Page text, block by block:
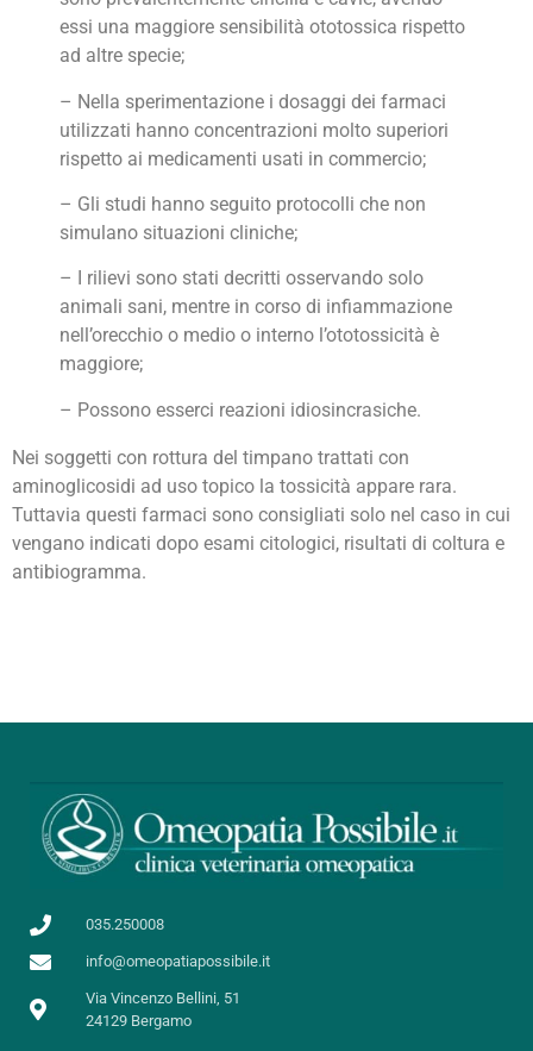
essi una maggiore sensibilità ototossica rispetto
ad altre specie;
– Nella sperimentazione i dosaggi dei farmaci
utilizzati hanno concentrazioni molto superiori
rispetto ai medicamenti usati in commercio;
– Gli studi hanno seguito protocolli che non
simulano situazioni cliniche;
– I rilievi sono stati decritti osservando solo
animali sani, mentre in corso di infiammazione
nell’orecchio o medio o interno l’ototossicità è
maggiore;
– Possono esserci reazioni idiosincrasiche.
Nei soggetti con rottura del timpano trattati con
aminoglicosidi ad uso topico la tossicità appare rara.
Tuttavia questi farmaci sono consigliati solo nel caso in cui
vengano indicati dopo esami citologici, risultati di coltura e
antibiogramma.
035.250008
info@omeopatiapossibile.it
Via Vincenzo Bellini, 51
24129 Bergamo